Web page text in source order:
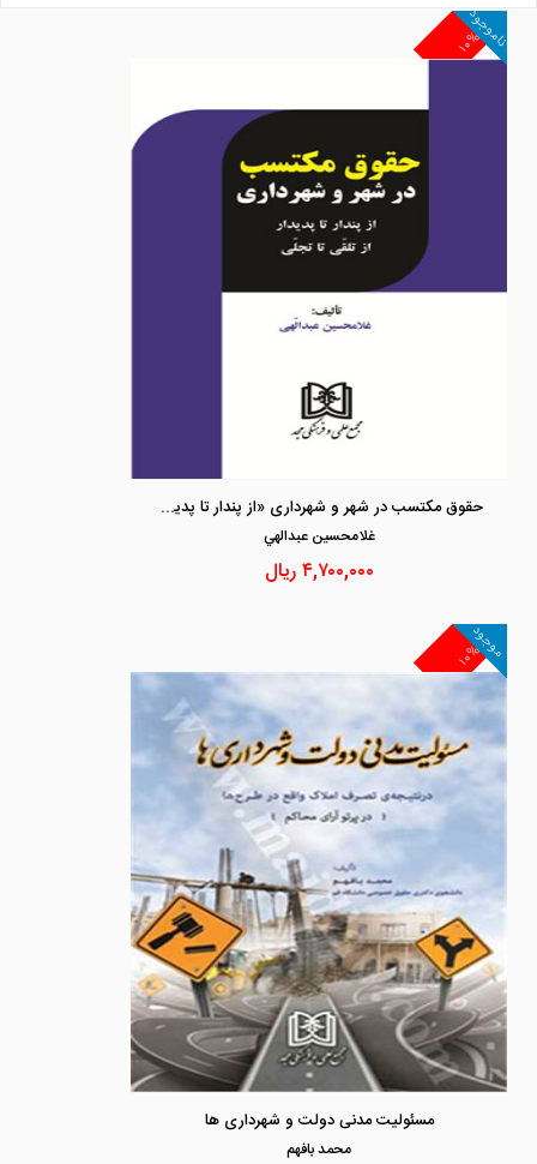
۱۰%
ناموجود
حقوق مکتسب در شهر و شهرداری «از پندار تا پدیدار از تلقّی تا تجلّی»
غلامحسين عبدالهي
۴,۷۰۰,۰۰۰ریال
۱۰%
موجود
مسئولیت مدنی دولت و شهرداری ها
محمد بافهم